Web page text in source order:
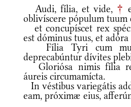
Audi, fília, et vide, †
oblivíscere pópulum
et concupíscet rex
est dóminus tuus, et adóra
Fília Tyri cum
deprecabúntur dívites
Gloriósa nimis fília
áureis circumamícta.
In véstibus variegátis
eam, próximæ eius,